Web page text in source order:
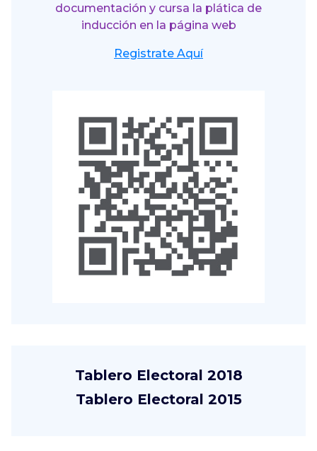
documentación y cursa la plática de
inducción en la página web
Registrate Aquí
Tablero Electoral 2018
Tablero Electoral 2015